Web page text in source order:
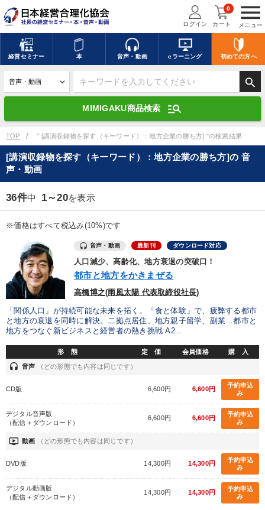
menu
メニュー
ログイン カート
0
経営セミナー 本 音声・動画 eラーニング 初めての方へ
search
MIMIGAKU商品検索 manage_search
キーワードを入力して探す
デジタル版対応のみ検索結果に表示する
search 上記の条件で検索
mic 講演収録物を探す
全国経営者セミナー講演収録物（全1315タイトル）からお探しいただけ
ます
優秀各社の智恵と戦略 事業家のロマンと経営
若手異才経営者の発想 専門家のアドバイス
リーダーの器量を学ぶ
テーマ
経済・景気・相場予測
全国経営者セミナー収録〈売れ筋・人気〉音声＆動画20選
最新技術・トレンド
2026年春季全国経営者セミナー収録講演ＣＤ・講演ＤＶＤ・デジ
大竹愼一書籍
TOP " [講演収録物を探す（キーワード）：地方企業の勝ち方] "の検索結果
[講演収録物を探す（キーワード）：地方企業の勝ち方]の 音
声・動画
36件中 1～20を表示
※価格はすべて税込み(10%)です
音声・動画 最新刊 ダウンロード対応
人口減少、高齢化、地方衰退の突破口！
都市と地方をかきまぜる
高橋博之(雨風太陽 代表取締役社長)
「関係人口」が持続可能な未来を拓く。「食と体験」で、疲弊する都市
と地方の衰退を同時に解決。二拠点居住、地方親子留学、副業…都市と
地方をつなぐ新ビジネスと経営者の熱き挑戦 A2...
形 態 定 価 会員価格 購 入
headset 音声 （どの形態でも内容は同じです）
CD版 6,600円 6,600円
予約申込
み
デジタル音声版
（配信＋ダウンロード）
6,600円 6,600円
予約申込
み
ondemand_video 動画 （どの形態でも内容は同じです）
DVD版 14,300円 14,300円
予約申込
み
デジタル動画版
（配信＋ダウンロード）
14,300円 14,300円
予約申込
み